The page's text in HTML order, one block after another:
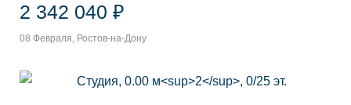
2 342 040 ₽
08 Февраля, Ростов-на-Дону